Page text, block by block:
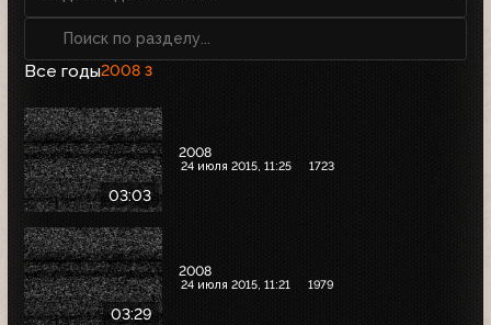
Все годы2008 3
03:03
2008
24 июля 2015, 11:25 1723
03:29
2008
24 июля 2015, 11:21 1979